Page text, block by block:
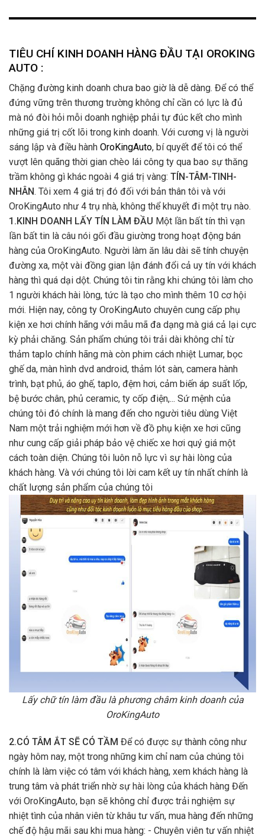
TIÊU CHÍ KINH DOANH HÀNG ĐẦU TẠI OROKING
AUTO :
Chặng đường kinh doanh chưa bao giờ là dễ dàng. Để có thể
đứng vững trên thương trường không chỉ cần có lực là đủ
mà nó đòi hỏi mỗi doanh nghiệp phải tự đúc kết cho mình
những giá trị cốt lõi trong kinh doanh. Với cương vị là người
sáng lập và điều hành OroKingAuto, bí quyết để tôi có thể
vượt lên quãng thời gian chèo lái công ty qua bao sự thăng
trầm không gì khác ngoài 4 giá trị vàng: TÍN-TÂM-TINH-
NHÂN. Tôi xem 4 giá trị đó đối với bản thân tôi và với
OroKingAuto như 4 trụ nhà, không thể khuyết đi một trụ nào.
1.KINH DOANH LẤY TÍN LÀM ĐẦU Một lần bất tín thì vạn
lần bất tin là câu nói gối đầu giường trong hoạt động bán
hàng của OroKingAuto. Người làm ăn lâu dài sẽ tính chuyện
đường xa, một vài đồng gian lận đánh đổi cả uy tín với khách
hàng thì quá dại dột. Chúng tôi tin rằng khi chúng tôi làm cho
1 người khách hài lòng, tức là tạo cho mình thêm 10 cơ hội
mới. Hiện nay, công ty OroKingAuto chuyên cung cấp phụ
kiện xe hơi chính hãng với mẫu mã đa dạng mà giá cả lại cực
kỳ phải chăng. Sản phẩm chúng tôi trải dài không chỉ từ
thảm taplo chính hãng mà còn phim cách nhiệt Lumar, bọc
ghế da, màn hình dvd android, thảm lót sàn, camera hành
trình, bạt phủ, áo ghế, taplo, đệm hơi, cảm biến áp suất lốp,
bệ bước chân, phủ ceramic, ty cốp điện,... Sứ mệnh của
chúng tôi đó chính là mang đến cho người tiêu dùng Việt
Nam một trải nghiệm mới hơn về đồ phụ kiện xe hơi cũng
như cung cấp giải pháp bảo vệ chiếc xe hơi quý giá một
cách toàn diện. Chúng tôi luôn nỗ lực vì sự hài lòng của
khách hàng. Và với chúng tôi lời cam kết uy tín nhất chính là
chất lượng sản phẩm của chúng tôi
Lấy chữ tín làm đầu là phương châm kinh doanh của
OroKingAuto
2.CÓ TÂM ẮT SẼ CÓ TẦM Để có được sự thành công như
ngày hôm nay, một trong những kim chỉ nam của chúng tôi
chính là làm việc có tâm với khách hàng, xem khách hàng là
trung tâm và phát triển nhờ sự hài lòng của khách hàng Đến
với OroKingAuto, bạn sẽ không chỉ được trải nghiệm sự
nhiệt tình của nhân viên từ khâu tư vấn, mua hàng đến những
chế độ hậu mãi sau khi mua hàng: - Chuyên viên tư vấn nhiệt